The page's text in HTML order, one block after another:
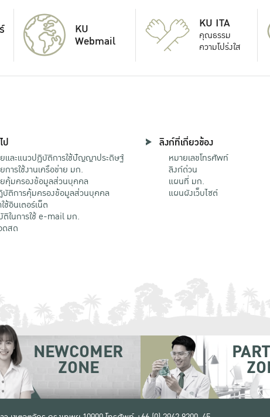
KU
Webmail
KU ITA
คุณธรรม
ความโปร่งใส
ป
และแนวปฏิบัติการใช้ปัญญาประดิษฐ์
การใช้งานเครือข่าย มก.
คุ้มครองข้อมูลส่วนบุคคล
บัติการคุ้มครองข้อมูลส่วนบุคคล
ช้อินเตอร์เน็ต
ในการใช้ e-mail มก.
ดสด
ลิงก์ที่เกี่ยวข้อง
หมายเลขโทรศัพท์
ลิงก์ด่วน
แผนที่ มก.
แผนผังเว็บไซต์
NEWCOMER
ZONE